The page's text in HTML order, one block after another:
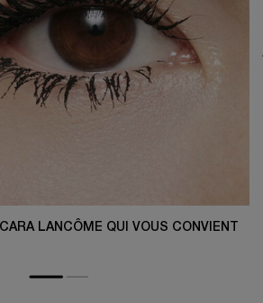
LANCÔME QUI VOUS CONVIENT